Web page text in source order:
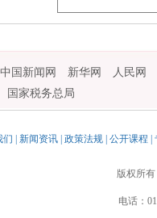
中国新闻网 新华网
人民网
国家税务总局
们 新闻资讯 政策法规 公开课程
版权所
电话：